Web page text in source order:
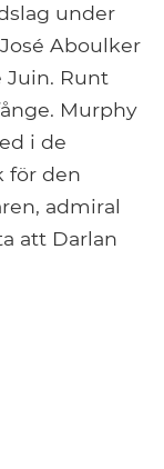
under
Aboulker
Runt
Murphy
i de
för den
admiral
att Darlan